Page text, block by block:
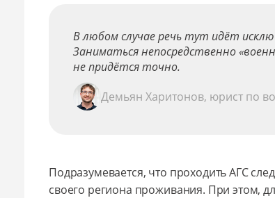
В любом случае речь тут идёт
Заниматься непосредственно
не придётся точно.
Демьян Харитонов, юрист по
Подразумевается, что проходить АГС
своего региона проживания. При этом,